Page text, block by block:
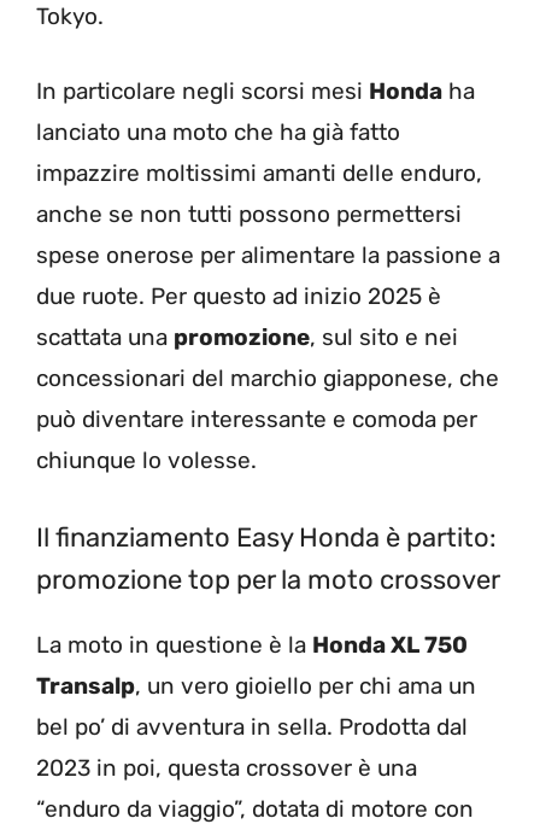
Tokyo.
In particolare negli scorsi mesi Honda ha
lanciato una moto che ha già fatto
impazzire moltissimi amanti delle enduro,
anche se non tutti possono permettersi
spese onerose per alimentare la passione a
due ruote. Per questo ad inizio 2025 è
scattata una promozione, sul sito e nei
concessionari del marchio giapponese, che
può diventare interessante e comoda per
chiunque lo volesse.
Il finanziamento Easy Honda è partito:
promozione top per la moto crossover
La moto in questione è la Honda XL 750
Transalp, un vero gioiello per chi ama un
bel po’ di avventura in sella. Prodotta dal
2023 in poi, questa crossover è una
“enduro da viaggio”, dotata di motore con